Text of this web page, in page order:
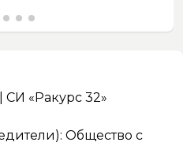
«Ракурс 32»
Общество с